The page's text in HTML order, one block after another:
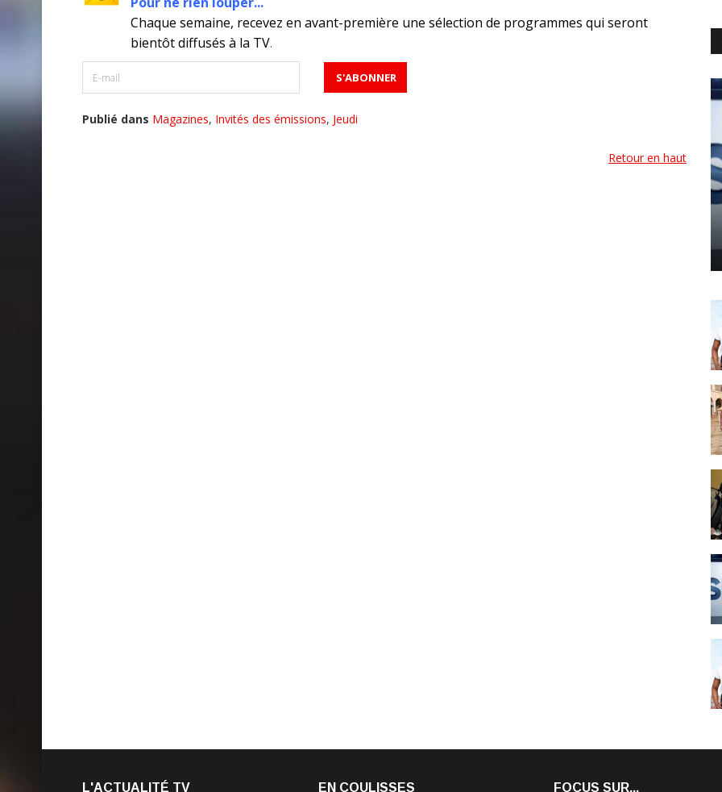
Chaque semaine, recevez en avant-première une sélection de programmes qui seront
bientôt diffusés à la TV.
Publié dans Magazines, Invités des émissions, Jeudi
Retour en haut
L'ACTUALITÉ TV EN COULISSES FOCUS SUR...